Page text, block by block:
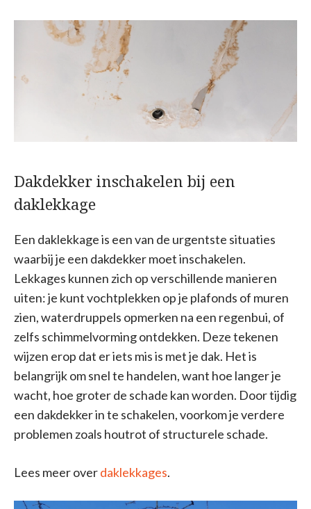
Dakdekker inschakelen bij een
daklekkage
Een daklekkage is een van de urgentste situaties
waarbij je een dakdekker moet inschakelen.
Lekkages kunnen zich op verschillende manieren
uiten: je kunt vochtplekken op je plafonds of muren
zien, waterdruppels opmerken na een regenbui, of
zelfs schimmelvorming ontdekken. Deze tekenen
wijzen erop dat er iets mis is met je dak. Het is
belangrijk om snel te handelen, want hoe langer je
wacht, hoe groter de schade kan worden. Door tijdig
een dakdekker in te schakelen, voorkom je verdere
problemen zoals houtrot of structurele schade.
Lees meer overdaklekkages.